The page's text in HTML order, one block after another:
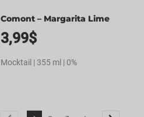
Comont – Margarita Lime
3,99$
Mocktail | 355 ml | 0%